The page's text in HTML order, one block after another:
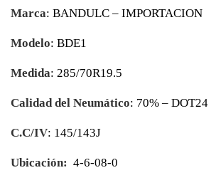
Marca: BANDULC – IMPORTACION
Modelo: BDE1
Medida: 285/70R19.5
Calidad del Neumático: 70% – DOT24
C.C/IV: 145/143J
Ubicación: 4-6-08-0